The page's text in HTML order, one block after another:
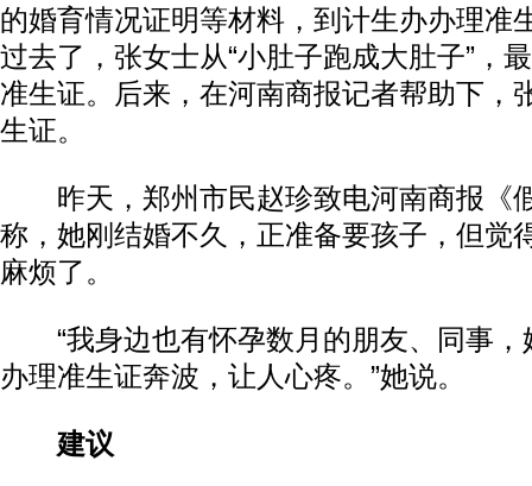
的婚育情况证明等材料，到计生办办理准
过去了，张女士从“小肚子跑成大肚子”，
准生证。后来，在河南商报记者帮助下，
生证。
昨天，郑州市民赵珍致电河南商报《
称，她刚结婚不久，正准备要孩子，但觉
麻烦了。
“我身边也有怀孕数月的朋友、同事，
办理准生证奔波，让人心疼。”她说。
建议